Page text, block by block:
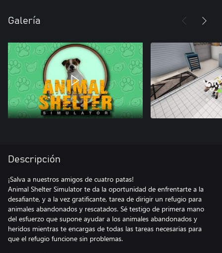
Galería
Descripción
¡Salva a nuestros amigos de cuatro patas!
Animal Shelter Simulator te da la oportunidad de enfrentarte a la
desafiante, y a la vez gratificante, tarea de dirigir un refugio para
animales abandonados y rescatados. Sé testigo de primera mano
del esfuerzo que supone ayudar a los animales abandonados y
heridos mientras te encargas de todas las tareas necesarias para
que el refugio funcione sin problemas.